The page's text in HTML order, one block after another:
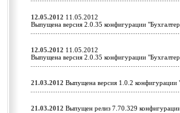
12.05.2012 11.05.2012
Выпущена версия 2.0.35 конфигурации
12.05.2012 11.05.2012
Выпущена версия 2.0.35 конфигурации
21.03.2012 Выпущена версия 1.0.2
21.03.2012 Выпущен релиз 7.70.329